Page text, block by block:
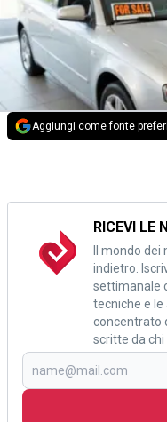
Aggiungi come fonte
RICEVI LE
Il mondo
indietro.
settimanale
tecniche e le
concentrato
scritte da chi